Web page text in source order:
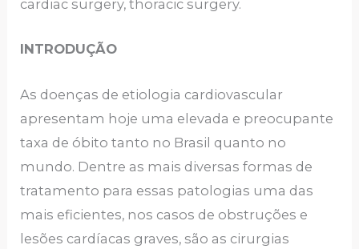
cardiac surgery, thoracic surgery.
INTRODUÇÃO
As doenças de etiologia cardiovascular
apresentam hoje uma elevada e preocupante
taxa de óbito tanto no Brasil quanto no
mundo. Dentre as mais diversas formas de
tratamento para essas patologias uma das
mais eficientes, nos casos de obstruções e
lesões cardíacas graves, são as cirurgias